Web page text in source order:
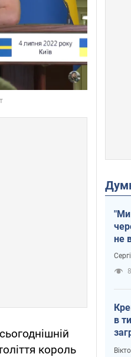
король
"Ми
не
в